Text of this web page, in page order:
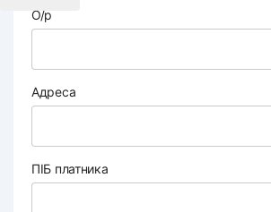
О/р
Адреса
ПІБ платника